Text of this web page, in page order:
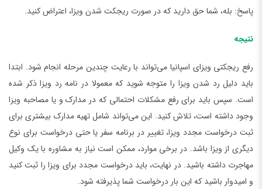
پاسخ: بله، شما حق دارید که در صورت ریجکت شدن ویزا، اعتراض کنید.
نتیجه
رفع ریجکتی ویزای اسپانیا می‌تواند با رعایت چندین مرحله انجام شود. ابتدا
باید دلیل رد شدن ویزا را متوجه شوید که معمولا در نامه رد ویزا ذکر شده
است. سپس باید برای رفع مشکلات احتمالی که در مدارک و یا مصاحبه ویزا
وجود داشته است، تلاش کنید. این می‌تواند شامل تهیه مدارک بیشتری برای
ثبت درخواست مجدد ویزا، تغییر در برنامه سفر یا حتی درخواست برای نوع
دیگری از ویزا باشد. در برخی موارد، ممکن است نیاز به مشاوره با یک وکیل
مهاجرت داشته باشید. در نهایت، باید درخواست مجدد برای ویزا را ثبت کنید
و امیدوار باشید که این بار درخواست شما پذیرفته شود.